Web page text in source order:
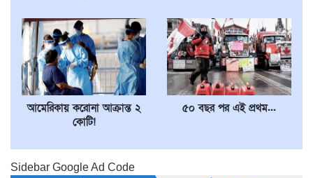
আমেরিকায় করোনা আক্রান্ত ২
কোটি!
৫০ বছর পর এই প্রথম...
Sidebar Google Ad Code